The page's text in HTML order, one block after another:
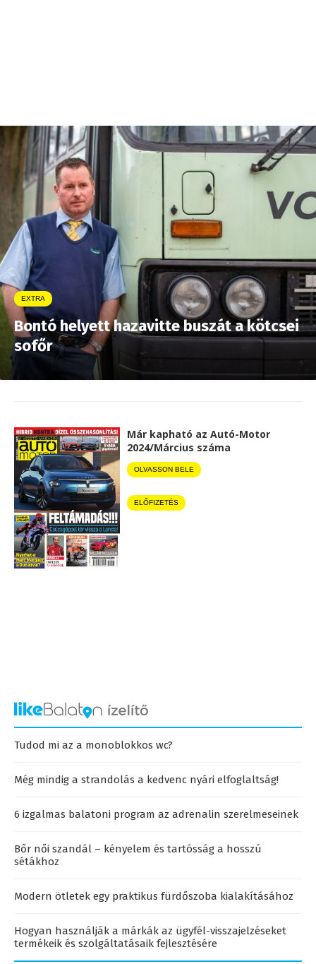
EXTRA
Bontó helyett hazavitte buszát a kötcsei
sofőr
Már kapható az Autó-Motor
2024/Március száma
OLVASSON BELE
ELŐFIZETÉS
Tudod mi az a monoblokkos wc?
Még mindig a strandolás a kedvenc nyári elfoglaltság!
6 izgalmas balatoni program az adrenalin szerelmeseinek
Bőr női szandál – kényelem és tartósság a hosszú
sétákhoz
Modern ötletek egy praktikus fürdőszoba kialakításához
Hogyan használják a márkák az ügyfél-visszajelzéseket
termékeik és szolgáltatásaik fejlesztésére